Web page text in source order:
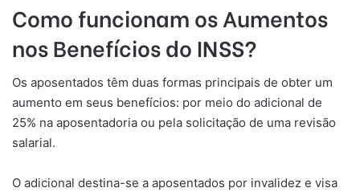
Como funcionam os Aumentos
nos Benefícios do INSS?
Os aposentados têm duas formas principais de obter um
aumento em seus benefícios: por meio do adicional de
25% na aposentadoria ou pela solicitação de uma revisão
salarial.
O adicional destina-se a aposentados por invalidez e visa